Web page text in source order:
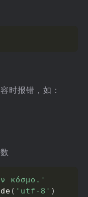
时报错，如：
κόσμο.'
( 'utf-8' )